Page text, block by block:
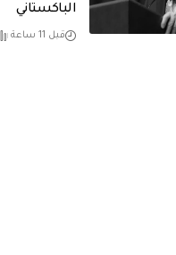
الباكستاني
قبل 11 ساعة